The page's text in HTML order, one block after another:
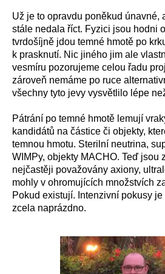
Už je to opravdu poněkud únavné,
stále nedala říct. Fyzici jsou hodni
tvrdošíjně jdou temné hmotě po
k prasknutí. Nic jiného jim ale
vesmíru pozorujeme celou řadu
zároveň nemáme po ruce
všechny tyto jevy vysvětlilo lépe
Pátrání po temné hmotě lemují
kandidátů na částice či objekty,
temnou hmotu. Sterilní neutrina,
WIMPy, objekty MACHO. Teď jsou
nejčastěji považovány axiony,
mohly v ohromujících množstvích
Pokud existují. Intenzivní pokusy
zcela naprázdno.